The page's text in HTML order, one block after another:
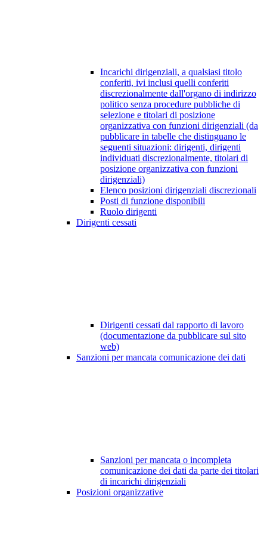
Incarichi dirigenziali, a qualsiasi titolo
conferiti, ivi inclusi quelli conferiti
discrezionalmente dall'organo di indirizzo
politico senza procedure pubbliche di
selezione e titolari di posizione
organizzativa con funzioni dirigenziali (da
pubblicare in tabelle che distinguano le
seguenti situazioni: dirigenti, dirigenti
individuati discrezionalmente, titolari di
posizione organizzativa con funzioni
dirigenziali)
Elenco posizioni dirigenziali discrezionali
Posti di funzione disponibili
Ruolo dirigenti
Dirigenti cessati
Dirigenti cessati dal rapporto di lavoro
(documentazione da pubblicare sul sito
web)
Sanzioni per mancata comunicazione dei dati
Sanzioni per mancata o incompleta
comunicazione dei dati da parte dei titolari
di incarichi dirigenziali
Posizioni organizzative